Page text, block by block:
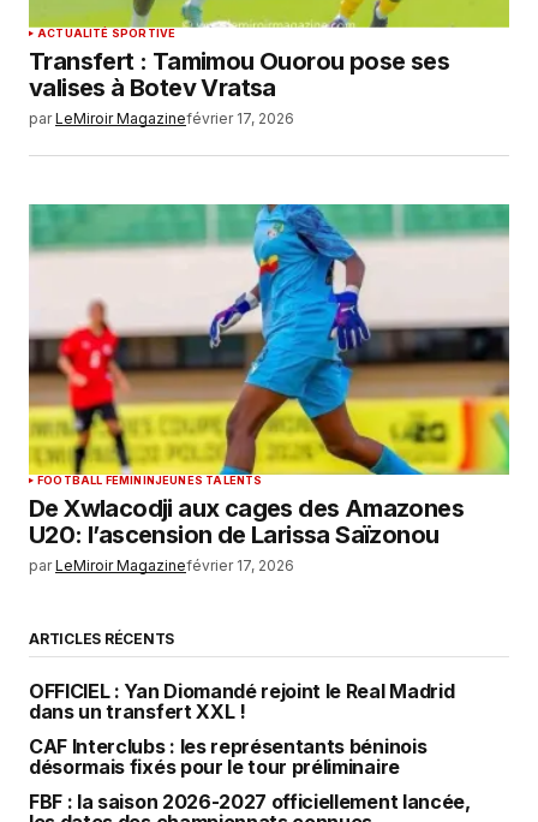
ACTUALITÉ SPORTIVE
Transfert : Tamimou Ouorou pose ses
valises à Botev Vratsa
par LeMiroir Magazinefévrier 17, 2026
FOOTBALL FEMININJEUNES TALENTS
De Xwlacodji aux cages des Amazones
U20: l’ascension de Larissa Saïzonou
par LeMiroir Magazinefévrier 17, 2026
ARTICLES RÉCENTS
OFFICIEL : Yan Diomandé rejoint le Real Madrid
dans un transfert XXL !
CAF Interclubs : les représentants béninois
désormais fixés pour le tour préliminaire
FBF : la saison 2026-2027 officiellement lancée,